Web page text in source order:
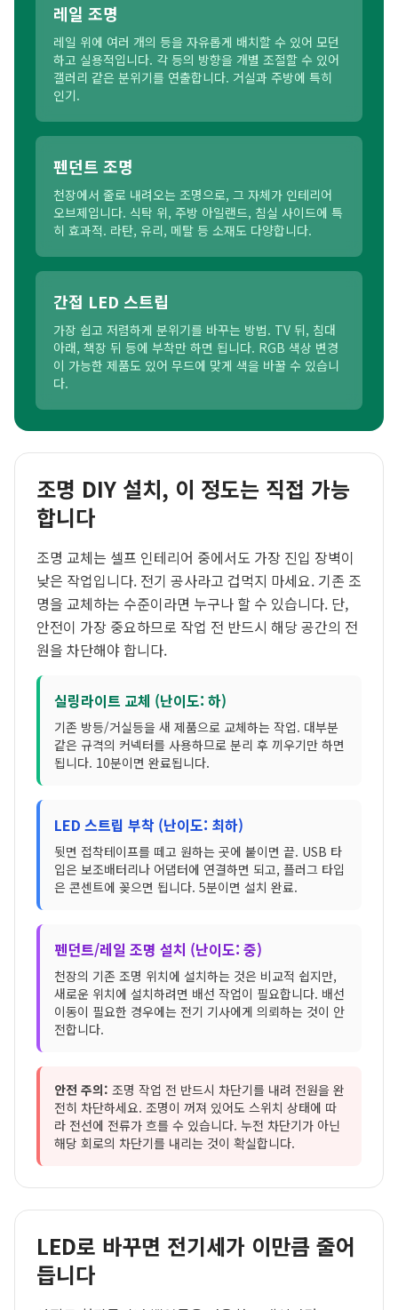
레일 조명
레일 위에 여러 개의 등을 자유롭게 배치할 수 있어 모던
하고 실용적입니다. 각 등의 방향을 개별 조절할 수 있어
갤러리 같은 분위기를 연출합니다. 거실과 주방에 특히
인기.
펜던트 조명
천장에서 줄로 내려오는 조명으로, 그 자체가 인테리어
오브제입니다. 식탁 위, 주방 아일랜드, 침실 사이드에 특
히 효과적. 라탄, 유리, 메탈 등 소재도 다양합니다.
간접 LED 스트립
가장 쉽고 저렴하게 분위기를 바꾸는 방법. TV 뒤, 침대
아래, 책장 뒤 등에 부착만 하면 됩니다. RGB 색상 변경
이 가능한 제품도 있어 무드에 맞게 색을 바꿀 수 있습니
다.
조명 DIY 설치, 이 정도는 직접 가능
합니다
조명 교체는 셀프 인테리어 중에서도 가장 진입 장벽이
낮은 작업입니다. 전기 공사라고 겁먹지 마세요. 기존 조
명을 교체하는 수준이라면 누구나 할 수 있습니다. 단,
안전이 가장 중요하므로 작업 전 반드시 해당 공간의 전
원을 차단해야 합니다.
실링라이트 교체 (난이도: 하)
기존 방등/거실등을 새 제품으로 교체하는 작업. 대부분
같은 규격의 커넥터를 사용하므로 분리 후 끼우기만 하면
됩니다. 10분이면 완료됩니다.
LED 스트립 부착 (난이도: 최하)
뒷면 접착테이프를 떼고 원하는 곳에 붙이면 끝. USB 타
입은 보조배터리나 어댑터에 연결하면 되고, 플러그 타입
은 콘센트에 꽂으면 됩니다. 5분이면 설치 완료.
펜던트/레일 조명 설치 (난이도: 중)
천장의 기존 조명 위치에 설치하는 것은 비교적 쉽지만,
새로운 위치에 설치하려면 배선 작업이 필요합니다. 배선
이동이 필요한 경우에는 전기 기사에게 의뢰하는 것이 안
전합니다.
안전 주의: 조명 작업 전 반드시 차단기를 내려 전원을 완
전히 차단하세요. 조명이 꺼져 있어도 스위치 상태에 따
라 전선에 전류가 흐를 수 있습니다. 누전 차단기가 아닌
해당 회로의 차단기를 내리는 것이 확실합니다.
LED로 바꾸면 전기세가 이만큼 줄어
듭니다